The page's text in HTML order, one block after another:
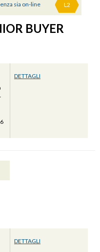
sia on-line L2
BUYER
DETTAGLI
DETTAGLI